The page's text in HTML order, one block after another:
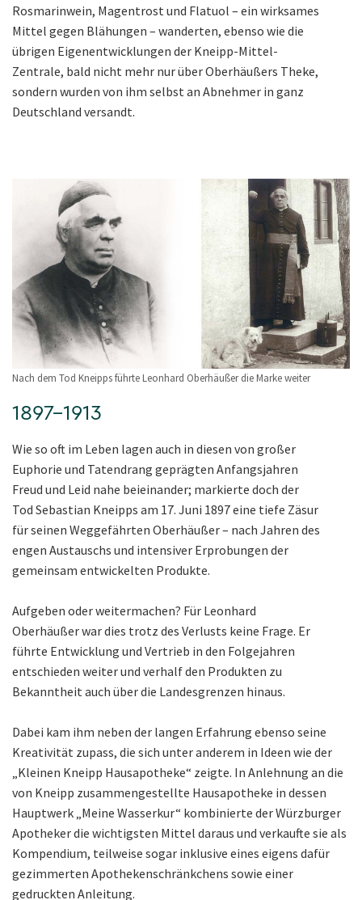
Rosmarinwein, Magentrost und Flatuol – ein wirksames
Mittel gegen Blähungen – wanderten, ebenso wie die
übrigen Eigenentwicklungen der Kneipp-Mittel-
Zentrale, bald nicht mehr nur über Oberhäußers Theke,
sondern wurden von ihm selbst an Abnehmer in ganz
Deutschland versandt.
Nach dem Tod Kneipps führte Leonhard Oberhäußer die Marke weiter
1897–1913
Wie so oft im Leben lagen auch in diesen von großer
Euphorie und Tatendrang geprägten Anfangsjahren
Freud und Leid nahe beieinander; markierte doch der
Tod Sebastian Kneipps am 17. Juni 1897 eine tiefe Zäsur
für seinen Weggefährten Oberhäußer – nach Jahren des
engen Austauschs und intensiver Erprobungen der
gemeinsam entwickelten Produkte.
Aufgeben oder weitermachen? Für Leonhard
Oberhäußer war dies trotz des Verlusts keine Frage. Er
führte Entwicklung und Vertrieb in den Folgejahren
entschieden weiter und verhalf den Produkten zu
Bekanntheit auch über die Landesgrenzen hinaus.
Dabei kam ihm neben der langen Erfahrung ebenso seine
Kreativität zupass, die sich unter anderem in Ideen wie der
„Kleinen Kneipp Hausapotheke“ zeigte. In Anlehnung an die
von Kneipp zusammengestellte Hausapotheke in dessen
Hauptwerk „Meine Wasserkur“ kombinierte der Würzburger
Apotheker die wichtigsten Mittel daraus und verkaufte sie als
Kompendium, teilweise sogar inklusive eines eigens dafür
gezimmerten Apothekenschränkchens sowie einer
gedruckten Anleitung.